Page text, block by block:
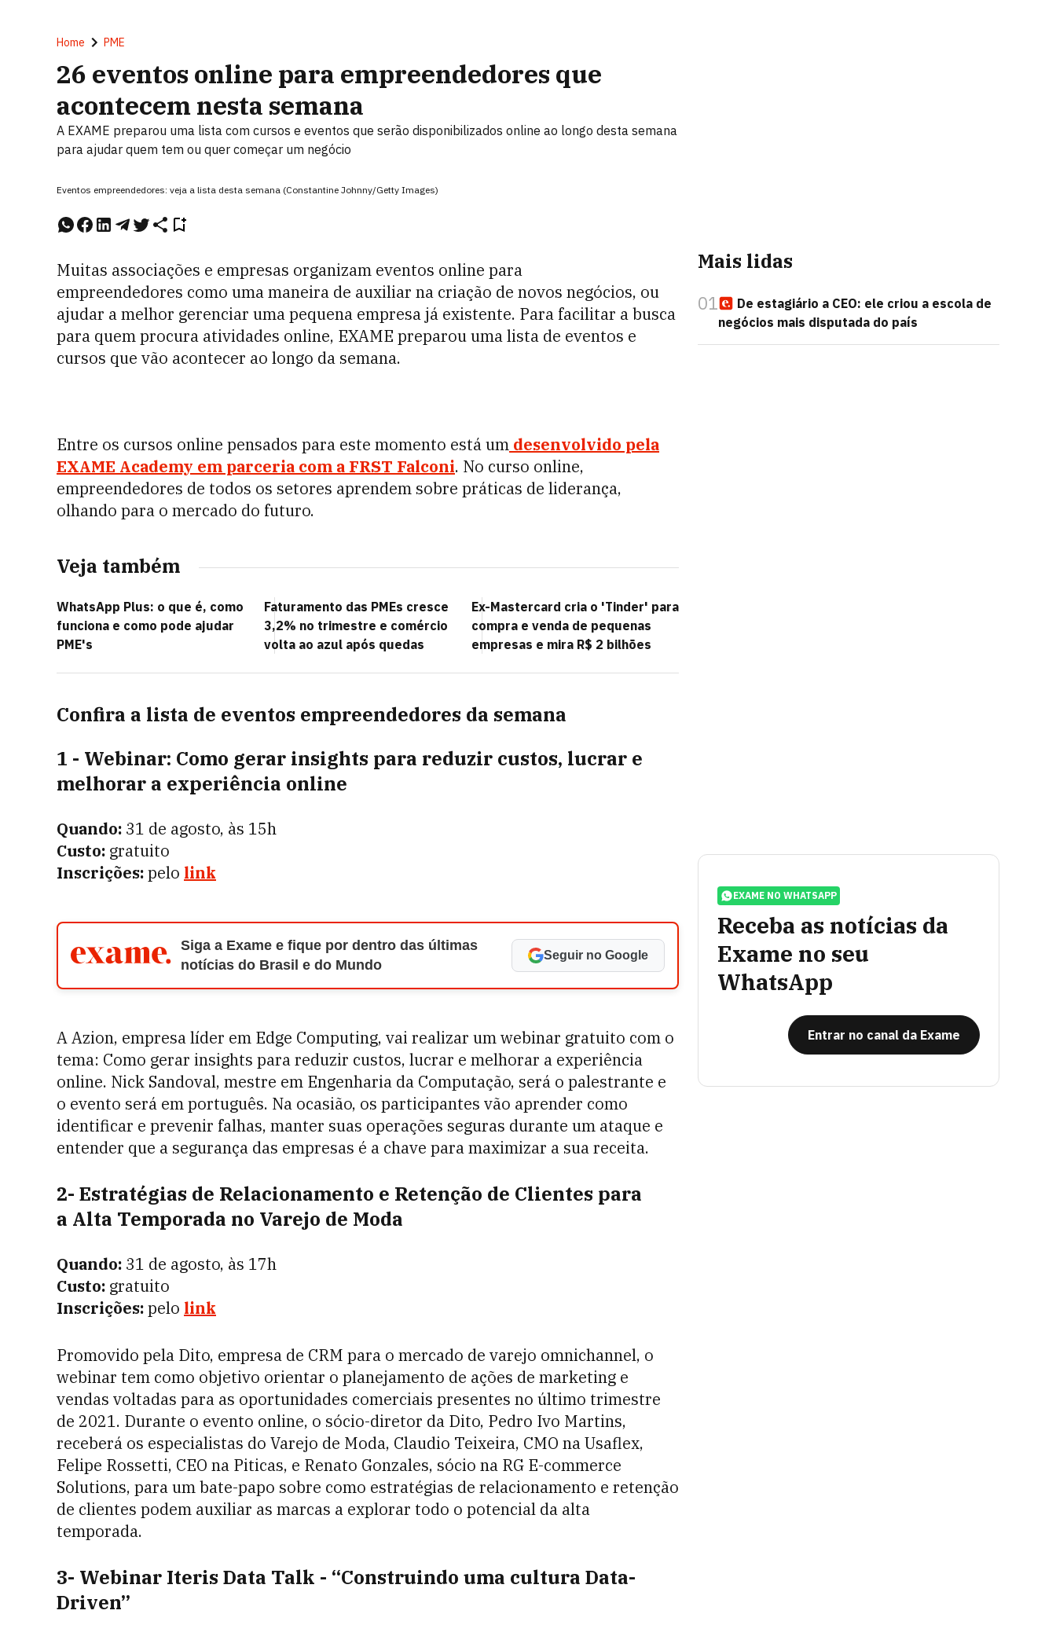
Home PME
26 eventos online para empreendedores que
acontecem nesta semana
A EXAME preparou uma lista com cursos e eventos que serão disponibilizados online ao longo desta semana
para ajudar quem tem ou quer começar um negócio
Eventos empreendedores: veja a lista desta semana (Constantine Johnny/Getty Images)
Muitas associações e empresas organizam eventos online para
empreendedores como uma maneira de auxiliar na criação de novos negócios, ou
ajudar a melhor gerenciar uma pequena empresa já existente. Para facilitar a busca
para quem procura atividades online, EXAME preparou uma lista de eventos e
cursos que vão acontecer ao longo da semana.
Entre os cursos online pensados para este momento está um desenvolvido pela
EXAME Academy em parceria com a FRST Falconi. No curso online,
empreendedores de todos os setores aprendem sobre práticas de liderança,
olhando para o mercado do futuro.
Veja também
WhatsApp Plus: o que é, como
funciona e como pode ajudar
PME's
Faturamento das PMEs cresce
3,2% no trimestre e comércio
volta ao azul após quedas
Ex-Mastercard cria o 'Tinder' para
compra e venda de pequenas
empresas e mira R$ 2 bilhões
Confira a lista de eventos empreendedores da semana
1 - Webinar: Como gerar insights para reduzir custos, lucrar e
melhorar a experiência online
Quando: 31 de agosto, às 15h
Custo: gratuito
Inscrições:pelo link
Siga a Exame e fique por dentro das últimas
notícias do Brasil e do Mundo
Seguir no Google
A Azion, empresa líder em Edge Computing, vai realizar um webinar gratuito com o
tema: Como gerar insights para reduzir custos, lucrar e melhorar a experiência
online. Nick Sandoval, mestre em Engenharia da Computação, será o palestrante e
o evento será em português. Na ocasião, os participantes vão aprender como
identificar e prevenir falhas, manter suas operações seguras durante um ataque e
entender que a segurança das empresas é a chave para maximizar a sua receita.
2- Estratégias de Relacionamento e Retenção de Clientes para
a Alta Temporada no Varejo de Moda
Quando: 31 de agosto, às 17h
Custo: gratuito
Inscrições:pelo link
Promovido pela Dito, empresa de CRM para o mercado de varejo omnichannel, o
webinar tem como objetivo orientar o planejamento de ações de marketing e
vendas voltadas para as oportunidades comerciais presentes no último trimestre
de 2021. Durante o evento online, o sócio-diretor da Dito, Pedro Ivo Martins,
receberá os especialistas do Varejo de Moda, Claudio Teixeira, CMO na Usaflex,
Felipe Rossetti, CEO na Piticas, e Renato Gonzales, sócio na RG E-commerce
Solutions, para um bate-papo sobre como estratégias de relacionamento e retenção
de clientes podem auxiliar as marcas a explorar todo o potencial da alta
temporada.
3- Webinar Iteris Data Talk - “Construindo uma cultura Data-
Driven”
Mais lidas
01
De estagiário a CEO: ele criou a escola de
negócios mais disputada do país
EXAME NO WHATSAPP
Receba as notícias da
Exame no seu
WhatsApp
Entrar no canal da Exame